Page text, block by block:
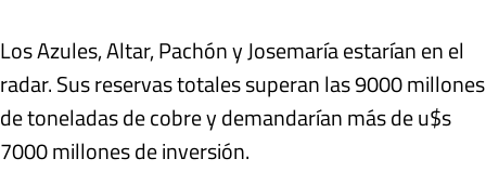
Los Azules, Altar, Pachón y Josemaría estarían en el
radar. Sus reservas totales superan las 9000 millones
de toneladas de cobre y demandarían más de u$s
7000 millones de inversión.